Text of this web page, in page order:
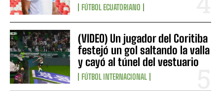
FÚTBOL ECUATORIANO
(VIDEO) Un jugador del Coritiba
festejó un gol saltando la valla
y cayó al túnel del vestuario
FÚTBOL INTERNACIONAL